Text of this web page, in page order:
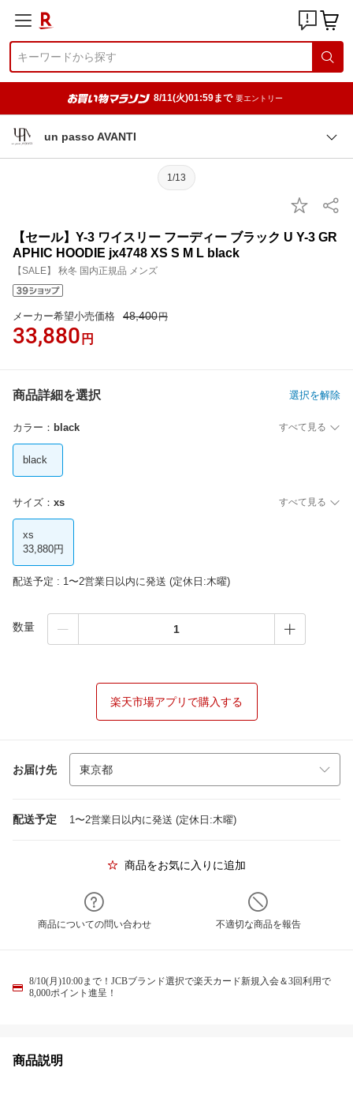
8/11(火)01:59まで 要エントリー
un passo AVANTI
1/13
【セール】Y-3 ワイスリー フーディー ブラック U Y-3 GR
APHIC HOODIE jx4748 XS S M L black
【SALE】 秋冬 国内正規品 メンズ
メーカー希望小売価格 48,400円
33,880 円
商品詳細を選択 選択を解除
カラー ： black すべて見る
black
サイズ ： xs すべて見る
xs
33,880円
配送予定 : 1〜2営業日以内に発送 (定休日:木曜)
数量
楽天市場アプリで購入する
お届け先
配送予定 1〜2営業日以内に発送 (定休日:木曜)
商品をお気に入りに追加
商品についての問い合わせ 不適切な商品を報告
8/10(月)10:00まで！JCBブランド選択で楽天カード新規入会＆3回利用で
8,000ポイント進呈！
商品説明